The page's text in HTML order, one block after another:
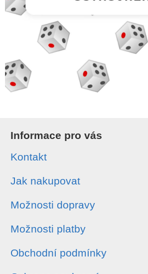
Informace pro vás
Kontakt
Jak nakupovat
Možnosti dopravy
Možnosti platby
Obchodní podmínky